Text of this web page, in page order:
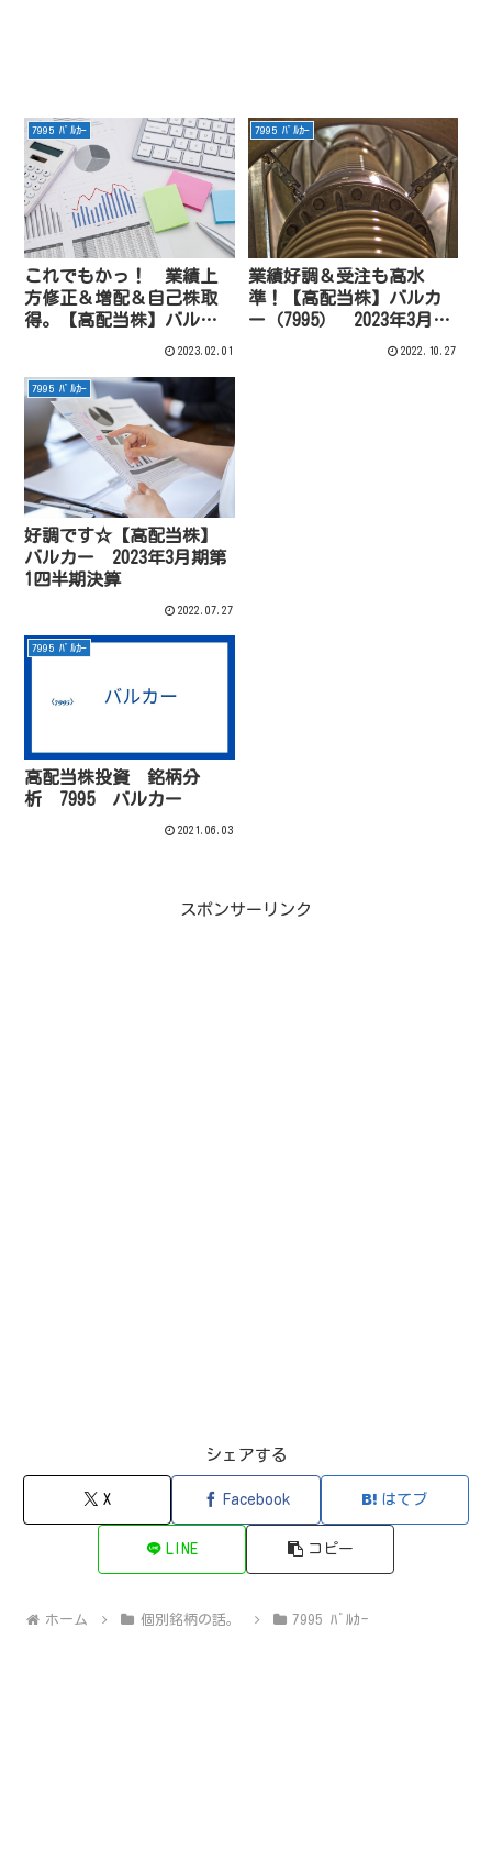
7995 ﾊﾞﾙｶｰ
これでもかっ！ 業績上
方修正＆増配＆自己株取
得。【高配当株】バルカ
ー（7995）2023年3月期
2023.02.01
7995 ﾊﾞﾙｶｰ
業績好調＆受注も高水
準！【高配当株】バルカ
ー（7995） 2023年3月期
2022.10.27
7995 ﾊﾞﾙｶｰ
好調です☆【高配当株】
バルカー 2023年3月期第
1四半期決算
2022.07.27
7995 ﾊﾞﾙｶｰ
高配当株投資 銘柄分
析 7995 バルカー
2021.06.03
スポンサーリンク
シェアする
X Facebook はてブ
LINE コピー
ホーム 個別銘柄の話。 7995 ﾊﾞﾙｶｰ